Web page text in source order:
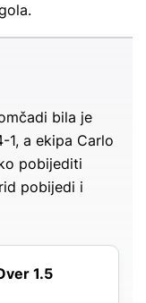
bila je
1, a ekipa Carlo
pobijediti
pobijedi i
1.5